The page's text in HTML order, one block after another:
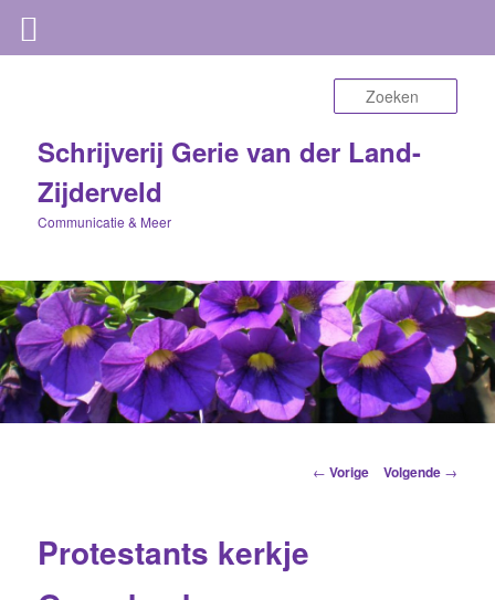
Schrijverij Gerie van der Land-
Zijderveld
Communicatie & Meer
Berichtnavigatie
← Vorige Volgende →
Protestants kerkje